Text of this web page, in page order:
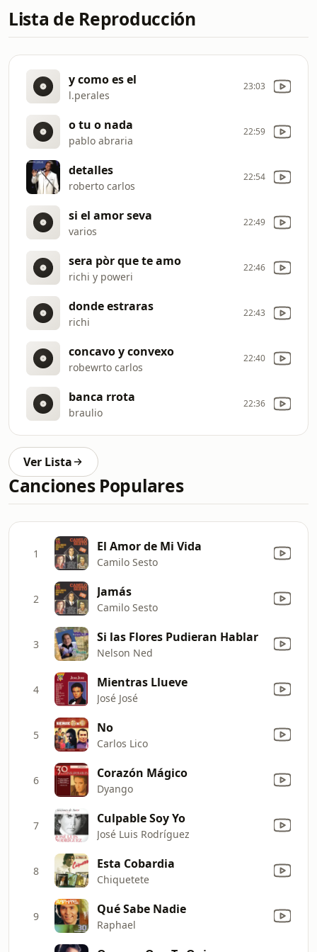
Lista de Reproducción
y como es el
l.perales
23:03
o tu o nada
pablo abraria
22:59
detalles
roberto carlos
22:54
si el amor seva
varios
22:49
sera pòr que te amo
richi y poweri
22:46
donde estraras
richi
22:43
concavo y convexo
robewrto carlos
22:40
banca rrota
braulio
22:36
Ver Lista
Canciones Populares
1 El Amor de Mi Vida
Camilo Sesto
2 Jamás
Camilo Sesto
3 Si las Flores Pudieran Hablar
Nelson Ned
4 Mientras Llueve
José José
5 No
Carlos Lico
6 Corazón Mágico
Dyango
7 Culpable Soy Yo
José Luis Rodríguez
8 Esta Cobardia
Chiquetete
9 Qué Sabe Nadie
Raphael